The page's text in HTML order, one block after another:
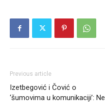
Previous article
Izetbegović i Čović o
‘šumovima u komunikaciji’: Ne